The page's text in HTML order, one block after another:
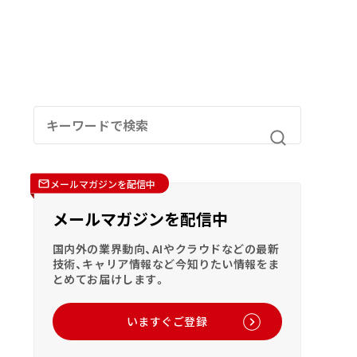
メールマガジンを配信中
メールマガジンを配信中
国内外の業界動向、AIやクラウドなどの最新
技術、キャリア情報など今知りたい情報をま
とめてお届けします。
いますぐご登録